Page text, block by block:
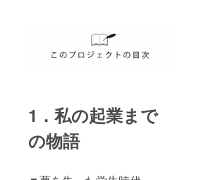
1．私の起業まで
の物語